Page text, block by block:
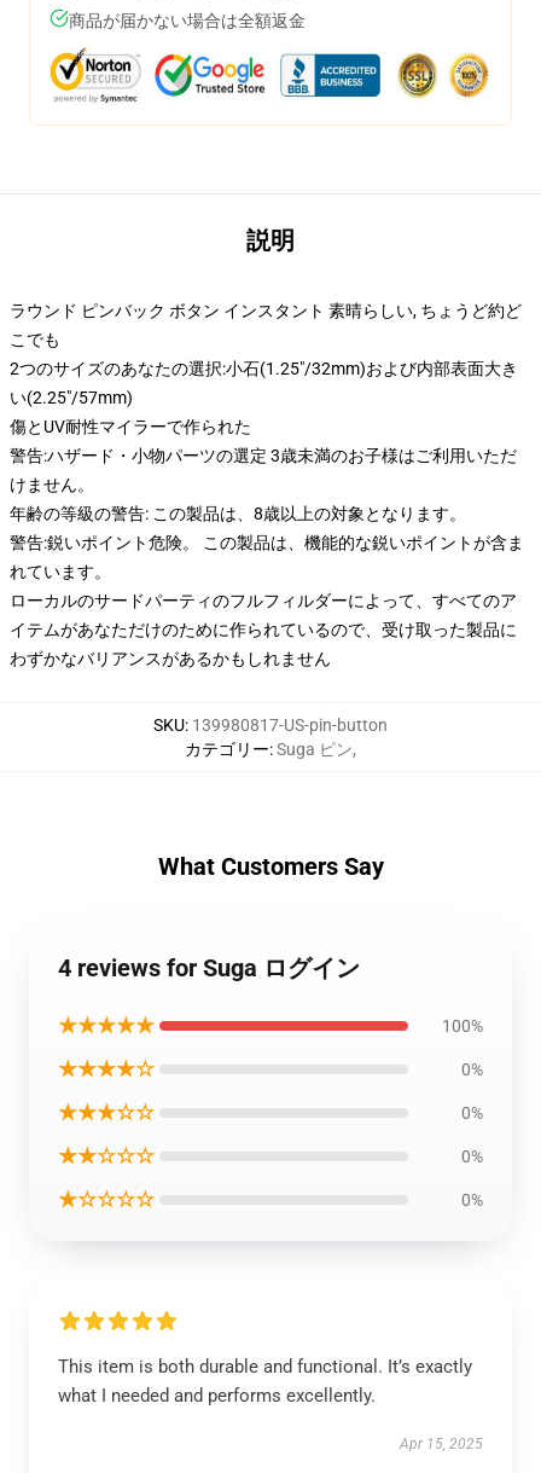
商品が届かない場合は全額返金
説明
ラウンド ピンバック ボタン インスタント 素晴らしい, ちょうど約ど
こでも
2つのサイズのあなたの選択:小石(1.25"/32mm)および内部表面大き
い(2.25"/57mm)
傷とUV耐性マイラーで作られた
警告:ハザード・小物パーツの選定 3歳未満のお子様はご利用いただ
けません。
年齢の等級の警告: この製品は、8歳以上の対象となります。
警告:鋭いポイント危険。 この製品は、機能的な鋭いポイントが含ま
れています。
ローカルのサードパーティのフルフィルダーによって、すべてのア
イテムがあなただけのために作られているので、受け取った製品に
わずかなバリアンスがあるかもしれません
SKU: 139980817-US-pin-button
カテゴリー:Suga ピン,
What Customers Say
4 reviews for Suga ログイン
★★★★★ 100%
★★★★☆ 0%
★★★☆☆ 0%
★★☆☆☆ 0%
★☆☆☆☆ 0%
This item is both durable and functional. It’s exactly
what I needed and performs excellently.
Apr 15, 2025